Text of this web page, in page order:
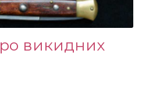
викидних